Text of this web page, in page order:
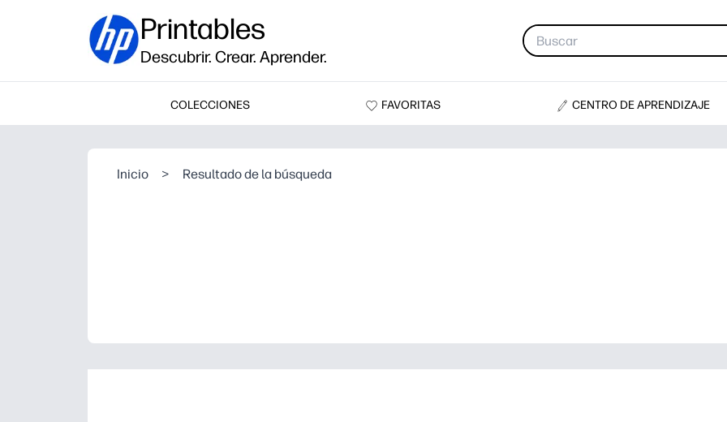
Printables
Descubrir. Crear. Aprender.
COLECCIONES FAVORITAS CENTRO DE APRENDIZAJE
Inicio > Resultado de la búsqueda